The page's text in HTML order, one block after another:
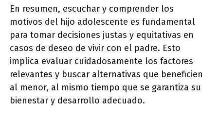
En resumen, escuchar y comprender los
motivos del hijo adolescente es fundamental
para tomar decisiones justas y equitativas en
casos de deseo de vivir con el padre. Esto
implica evaluar cuidadosamente los factores
relevantes y buscar alternativas que beneficien
al menor, al mismo tiempo que se garantiza su
bienestar y desarrollo adecuado.